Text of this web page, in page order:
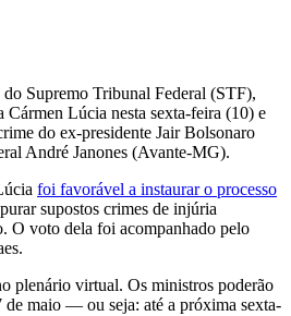
Supremo Tribunal Federal (STF),
Lúcia nesta sexta-feira (10) e
do ex-presidente Jair Bolsonaro
André Janones (Avante-MG).
foi favorável a instaurar o processo
supostos crimes de injúria
O voto dela foi acompanhado pelo
plenário virtual. Os ministros poderão
de maio — ou seja: até a próxima sexta-